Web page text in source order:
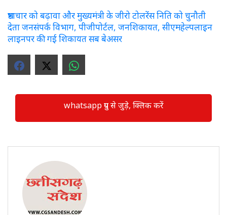
भ्रष्टाचार को बढ़ावा और मुख्यमंत्री के जीरो टोलरेंस निति को चुनौती
देता जनसंपर्क विभाग, पीजीपोर्टल, जनशिकायत, सीएमहेल्पलाइन
लाइनपर की गई शिकायत सब बेअसर
whatsapp ग्रुप से जुड़े, क्लिक करें